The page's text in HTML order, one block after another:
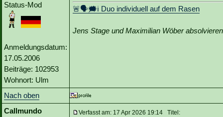
Status-Mod
Anmeldungsdatum:
17.05.2006
Beiträge: 102953
Wohnort: Ulm
🚨🗣🗯️ℹ️ Duo individuell auf dem Rasen
Jens Stage und Maximilian Wöber
Nach oben
Callmundo
Verfasst am: 17 Apr 2026 19:14 Titel: